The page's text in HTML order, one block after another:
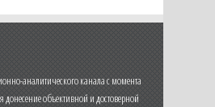
аналитического канала с момента
донесение объективной и достоверной